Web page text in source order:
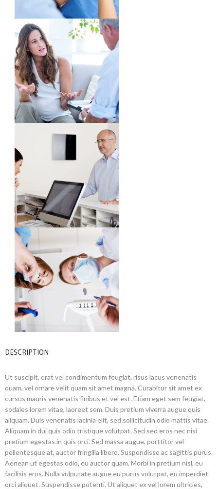
DESCRIPTION
Ut suscipit, erat vel condimentum feugiat, risus lacus venenatis
quam, vel ornare velit quam sit amet magna. Curabitur sit amet ex
cursus mauris venenatis finibus et vel est. Etiam eget sem feugiat,
sodales lorem vitae, laoreet sem. Duis pretium viverra augue quis
aliquam. Duis venenatis lacinia elit, sed sollicitudin odio mattis vitae.
Aliquam in dui quis odio tristique volutpat. Sed sed eros nec nisi
pretium egestas in quis orci. Sed massa augue, porttitor vel
pellentesque at, auctor fringilla libero. Suspendisse ac sagittis purus.
Aenean ut egestas odio, eu auctor quam. Morbi in pretium nisl, eu
facilisis eros. Nulla vulputate augue eu purus volutpat, eu imperdiet
orci aliquet. Suspendisse potenti. Ut aliquet ex vel lorem ultricies,